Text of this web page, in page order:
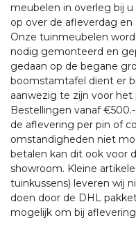
meubelen in overleg bij
op over de afleverdag
Onze tuinmeubelen
nodig gemonteerd en
gedaan op de begane
boomstamtafel dient er
aanwezig te zijn voor het
Bestellingen vanaf
de aflevering per pin of
omstandigheden niet
betalen kan dit ook voor
showroom. Kleine
tuinkussens) leveren wij
doen door de DHL
mogelijk om bij